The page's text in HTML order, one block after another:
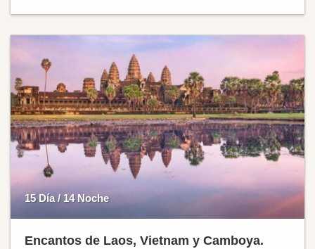
15 Día / 14 Noche
Encantos de Laos, Vietnam y Camboya.